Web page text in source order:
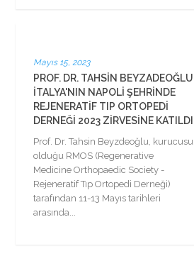
Mayıs 15, 2023
PROF. DR. TAHSIN BEYZADEOĞLU
İTALYA'NIN NAPOLI ŞEHRINDE
REJENERATIF TIP ORTOPEDI
DERNEĞI 2023 ZIRVESINE KATILDI
Prof. Dr. Tahsin Beyzdeoğlu, kurucusu
olduğu RMOS (Regenerative
Medicine Orthopaedic Society -
Rejeneratif Tıp Ortopedi Derneği)
tarafından 11-13 Mayıs tarihleri
arasında...